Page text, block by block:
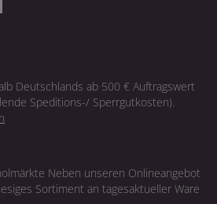
Deutschlands ab 500 € Auftragswert
Speditions-/ Sperrgutkosten).
Neben unseren Onlineangebot
Sortiment an tagesaktueller Ware